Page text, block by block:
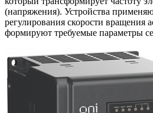
(напряжения). Устройства
регулирования скорости вращения
формируют требуемые параметры